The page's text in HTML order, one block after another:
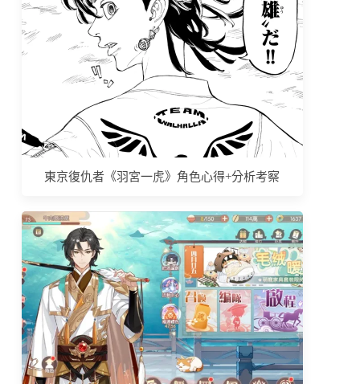
東京復仇者《羽宮一虎》角色心得+分析考察